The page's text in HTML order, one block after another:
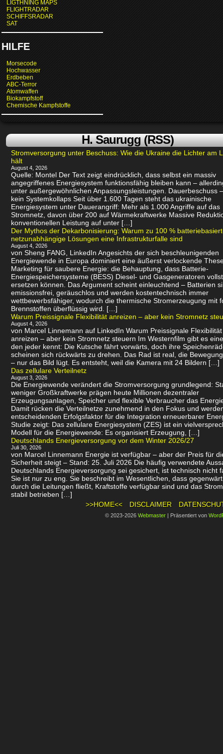
LIGTHNING MAPS
FLIGHTRADAR
SCHIFFSRADAR
SAT
HILFE
Morsecode
Hochwasser
Erdbeben
ABC-Terror
Atomwaffen
Biokampfstoff
Chemische Kampfstoffe
H. Saurugg (RSS)
Stromversorgung unter Beschuss: Wie die Ukraine die Lichter am
hält
August 4, 2026
Quelle: Montel Der Text zeigt eindrücklich, dass selbst ein massiv
angegriffenes Energiesystem funktionsfähig bleiben kann –
unter außergewöhnlichen Anpassungsleistungen. Dauerbeschuss
kein Systemkollaps Seit über 1.600 Tagen steht das ukrainische
Energiesystem unter Dauerangriff: Mehr als 1.000 Angriffe auf das
Stromnetz, davon über 200 auf Wärmekraftwerke Massive
konventionellen Leistung auf unter […]
Der Mythos der Dekarbonisierung: Warum zu 100 %
netzunabhängige Lösungen eine Infrastrukturfalle sind
August 4, 2026
von Sheng FANG, LinkedIn Angesichts der sich beschleunigenden
Energiewende in Europa dominiert eine äußerst verlockende
Marketing für saubere Energie: die Behauptung, dass Batterie-
Energiespeichersysteme (BESS) Diesel- und Gasgeneratoren
ersetzen können. Das Argument scheint einleuchtend – Batterien
emissionsfrei, geräuschlos und werden kostentechnisch immer
wettbewerbsfähiger, wodurch die thermische Stromerzeugung mit
Brennstoffen überflüssig wird. […]
Warum Preissignale Flexibilität anreizen – aber kein Stromnetz
August 4, 2026
von Marcel Linnemann auf LinkedIn Warum Preissignale Flexibilität
anreizen – aber kein Stromnetz steuern Im Westernfilm gibt es
den jeder kennt: Die Kutsche fährt vorwärts, doch ihre
scheinen sich rückwärts zu drehen. Das Rad ist real, die
– nur das Bild lügt. Es entsteht, weil die Kamera mit 24 Bildern […]
Das zellulare Verteilnetz
August 3, 2026
Die Energiewende verändert die Stromversorgung grundlegend:
weniger Großkraftwerke prägen heute Millionen dezentraler
Erzeugungsanlagen, Speicher und flexible Verbraucher das
Damit rücken die Verteilnetze zunehmend in den Fokus und
entscheidenden Erfolgsfaktor für die Integration erneuerbarer
Studie zeigt: Das zellulare Energiesystem (ZES) ist ein
Modell für die Energiewende: Es organisiert Erzeugung, […]
Deutschlands Energieversorgung vor dem Winter 2026/27
Juli 30, 2026
von Marcel Linnemann Energie ist verfügbar – aber der Preis für
Sicherheit steigt – Stand: 25. Juli 2026 Die häufig verwendete
Deutschlands Energieversorgung sei gesichert, ist technisch nicht
Sie ist nur zu eng. Sie beschreibt im Wesentlichen, dass
durch die Leitungen fließt, Kraftstoffe verfügbar sind und das
stabil betrieben […]
>>HOME<<
DISCLAIMER
© 2023-2026 Webmaster | Präsentiert von